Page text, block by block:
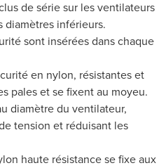
de série sur les ventilateurs
diamètres inférieurs.
sont insérées dans chaque
en nylon, résistantes et
pales et se fixent au moyeu.
diamètre du ventilateur,
tension et réduisant les
haute résistance se fixe aux